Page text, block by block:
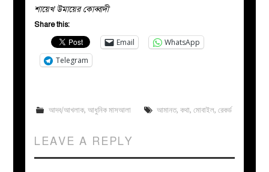
শায়েখ উমায়ের কোব্বাদী
Share this:
Email
WhatsApp
Telegram
আদব/আখলাক, আধুনিক মাসআলা আমানত, কথা, মোবাইল, রেকর্ড
LEAVE A REPLY